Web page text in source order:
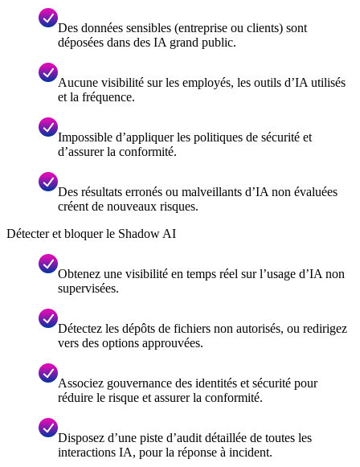
Des données sensibles (entreprise ou clients) sont
déposées dans des IA grand public.
Aucune visibilité sur les employés, les outils d’IA utilisés
et la fréquence.
Impossible d’appliquer les politiques de sécurité et
d’assurer la conformité.
Des résultats erronés ou malveillants d’IA non évaluées
créent de nouveaux risques.
Détecter et bloquer le Shadow AI
Obtenez une visibilité en temps réel sur l’usage d’IA non
supervisées.
Détectez les dépôts de fichiers non autorisés, ou redirigez
vers des options approuvées.
Associez gouvernance des identités et sécurité pour
réduire le risque et assurer la conformité.
Disposez d’une piste d’audit détaillée de toutes les
interactions IA, pour la réponse à incident.